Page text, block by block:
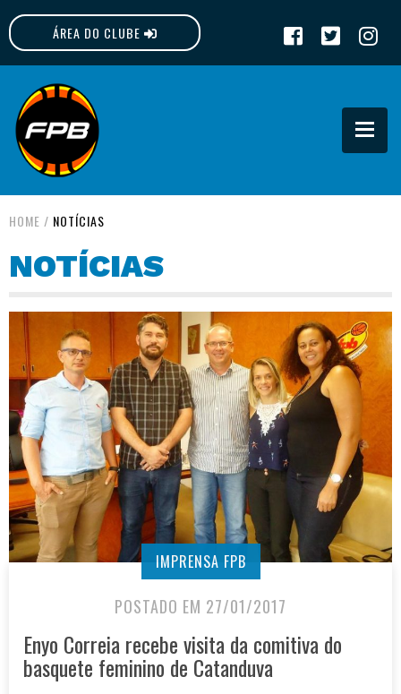
ÁREA DO CLUBE
FPB
HOME / NOTÍCIAS
NOTÍCIAS
IMPRENSA FPB
POSTADO EM 27/01/2017
Enyo Correia recebe visita da comitiva do
basquete feminino de Catanduva